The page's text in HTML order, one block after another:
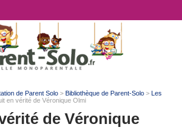
de Parent Solo> Bibliothèque de Parent-Solo> Les
en vérité de Véronique Olmi
de Véronique